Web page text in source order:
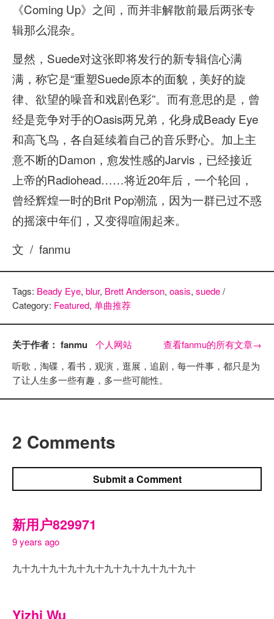
《Coming Up》之间，而并非解散前最后两张专
辑那么混杂。
显然，Suede对这张即将发行的新专辑信心满
满，称它是“重塑Suede原本的面貌，美好的旋
律、欲望的噪音和戏剧色彩”。而有意思的是，曾
经是竞争对手的Oasis两兄弟，化身成Beady Eye
和高飞鸟，各自延续着自己的音乐野心。加上主
意不断的Damon，愈发性感的Jarvis，已经接近
上帝的Radiohead……将近20年后，一个轮回，
曾经辉煌一时的Brit Pop潮流，因为一群已过不惑
的摇滚中年们，又变得喧闹起来。
文 / fanmu
Tags: Beady Eye, blur, Brett Anderson, oasis, suede/
Category: Featured, 单曲推荐
关于作者： fanmu 个人网站 查看fanmu的所有文章→
听歌，淘碟，看书，观演，逛展，追剧，每一件事，都只是为
了让人生多一些有趣，多一些可能性。
2 Comments
Submit a Comment
新用户829971
9 years ago
九十九十九十九十九十九十九十九十九十九十
Yizhi Wu